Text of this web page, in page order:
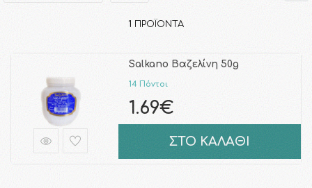
1 ΠΡΟΪΌΝΤΑ
Salkano Βαζελίνη 50g
14 Πόντοι
1.69€
ΣΤΟ ΚΑΛΑΘΙ